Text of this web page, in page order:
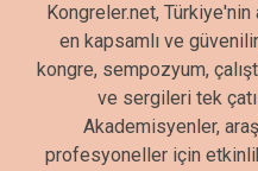
Kongreler.net,
en kapsamlı ve
kongre, sempozyum,
ve sergileri tek çatı
Akademisyenler,
profesyoneller için